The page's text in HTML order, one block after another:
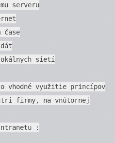
serveru
čase
sietí
vhodné využitie princípov
firmy, na vnútornej
: